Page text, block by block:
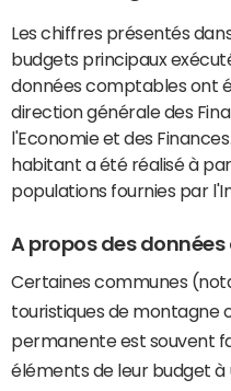
Les chiffres présentés
budgets principaux
données comptables ont
direction générale des
l'Economie et des
habitant a été réalisé à
populations fournies par
A propos des
Certaines communes
touristiques de montagne
permanente est souvent
éléments de leur budget